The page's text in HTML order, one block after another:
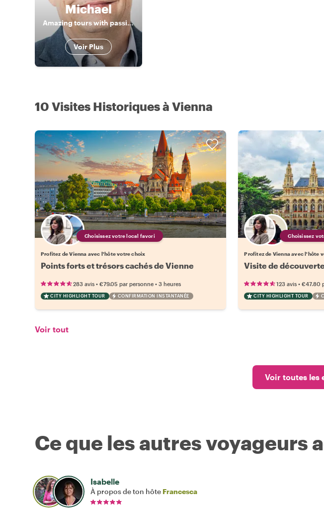
Michael
Amazing tours with passionate local
Voir Plus
10 Visites Historiques à Vienna
Choisissez votre local favori
Profitez de Vienna avec l'hôte votre choix
Points forts et trésors cachés de Vienne
283 avis • €79.05 par personne • 3 heures
CITY HIGHLIGHT TOUR CONFIRMATION INSTANTANÉE
Choisissez
Profitez de Vienna avec l'hôte
Visite de
123 avis •€47.80
CITY HIGHLIGHT TOUR
Voir tout
Voir toutes les
Ce que les autres voyageurs
Isabelle
À propos de ton hôte Francesca